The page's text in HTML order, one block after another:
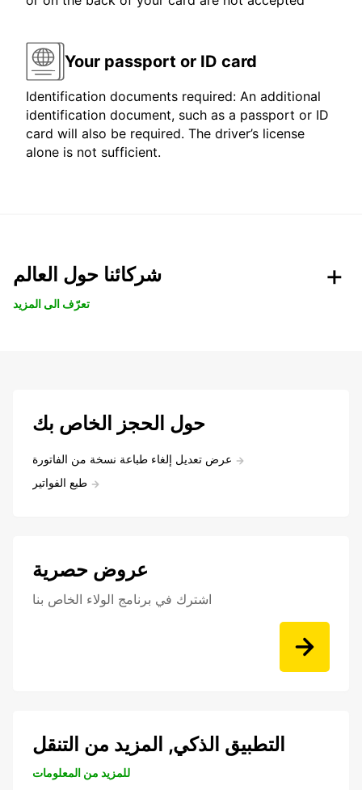
Your passport or ID card
Identification documents required: An additional
identification document, such as a passport or ID
card will also be required. The driver’s license
alone is not sufficient.
شركائنا حول العالم
تعرّف الى المزيد
حول الحجز الخاص بك
عرض تعديل إلغاء طباعة نسخة من الفاتورة
طبع الفواتير
عروض حصرية
اشترك في برنامج الولاء الخاص بنا
التطبيق الذكي, المزيد من التنقل
للمزيد من المعلومات